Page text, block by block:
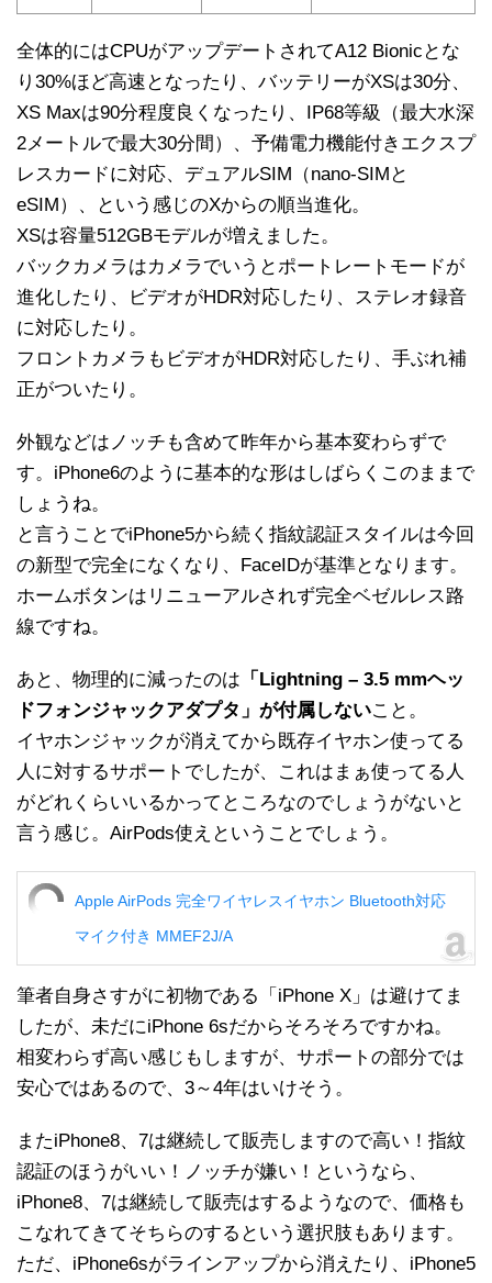
全体的にはCPUがアップデートされてA12 Bionicとな
り30%ほど高速となったり、バッテリーがXSは30分、
XS Maxは90分程度良くなったり、IP68等級（最大水深
2メートルで最大30分間）、予備電力機能付きエクスプ
レスカードに対応、デュアルSIM（nano-SIMと
eSIM）、という感じのXからの順当進化。
XSは容量512GBモデルが増えました。
バックカメラはカメラでいうとポートレートモードが
進化したり、ビデオがHDR対応したり、ステレオ録音
に対応したり。
フロントカメラもビデオがHDR対応したり、手ぶれ補
正がついたり。
外観などはノッチも含めて昨年から基本変わらずで
す。iPhone6のように基本的な形はしばらくこのままで
しょうね。
と言うことでiPhone5から続く指紋認証スタイルは今回
の新型で完全になくなり、FaceIDが基準となります。
ホームボタンはリニューアルされず完全ベゼルレス路
線ですね。
あと、物理的に減ったのは 「Lightning – 3.5 mmヘッ
ドフォンジャックアダプタ」が付属しないこと。
イヤホンジャックが消えてから既存イヤホン使ってる
人に対するサポートでしたが、これはまぁ使ってる人
がどれくらいいるかってところなのでしょうがないと
言う感じ。AirPods使えということでしょう。
Apple AirPods 完全ワイヤレスイヤホン Bluetooth対応
マイク付き MMEF2J/A
筆者自身さすがに初物である「iPhone X」は避けてま
したが、未だにiPhone 6sだからそろそろですかね。
相変わらず高い感じもしますが、サポートの部分では
安心ではあるので、3～4年はいけそう。
またiPhone8、7は継続して販売しますので高い！指紋
認証のほうがいい！ノッチが嫌い！というなら、
iPhone8、7は継続して販売はするようなので、価格も
こなれてきてそちらのするという選択肢もあります。
ただ、iPhone6sがラインアップから消えたり、iPhone5